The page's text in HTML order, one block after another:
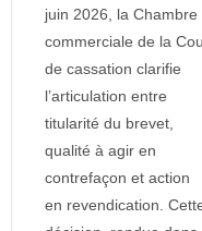
juin 2026, la Chambre
commerciale de la
de cassation clarifie
l’articulation entre
titularité du brevet,
qualité à agir en
contrefaçon et action
en revendication.